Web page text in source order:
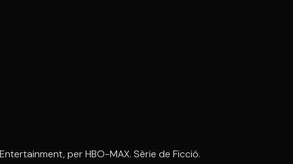
per HBO-MAX. Sèrie de Ficció.